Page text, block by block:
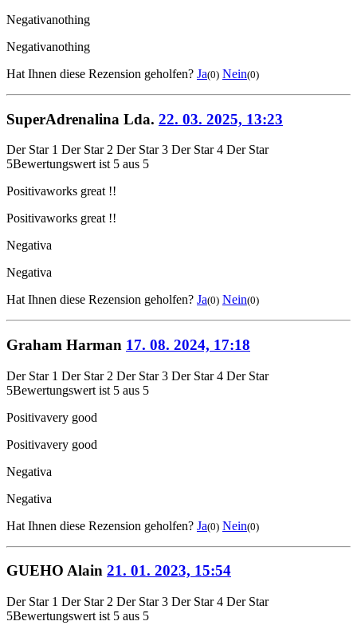
Negativanothing
Negativanothing
Hat Ihnen diese Rezension geholfen? Ja(0) Nein(0)
SuperAdrenalina Lda. 22. 03. 2025, 13:23
Der Star 1 Der Star 2 Der Star 3 Der Star 4 Der Star
5Bewertungswert ist 5 aus 5
Positivaworks great !!
Positivaworks great !!
Negativa
Negativa
Hat Ihnen diese Rezension geholfen? Ja(0) Nein(0)
Graham Harman 17. 08. 2024, 17:18
Der Star 1 Der Star 2 Der Star 3 Der Star 4 Der Star
5Bewertungswert ist 5 aus 5
Positivavery good
Positivavery good
Negativa
Negativa
Hat Ihnen diese Rezension geholfen? Ja(0) Nein(0)
GUEHO Alain 21. 01. 2023, 15:54
Der Star 1 Der Star 2 Der Star 3 Der Star 4 Der Star
5Bewertungswert ist 5 aus 5